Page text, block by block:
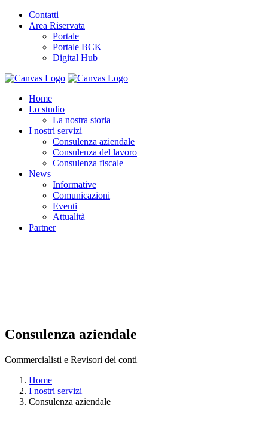
Contatti
Area Riservata
Portale
Portale BCK
Digital Hub
Home
Lo studio
La nostra storia
I nostri servizi
Consulenza aziendale
Consulenza del lavoro
Consulenza fiscale
News
Informative
Comunicazioni
Eventi
Attualità
Partner
Consulenza aziendale
Commercialisti e Revisori dei conti
Home
I nostri servizi
Consulenza aziendale